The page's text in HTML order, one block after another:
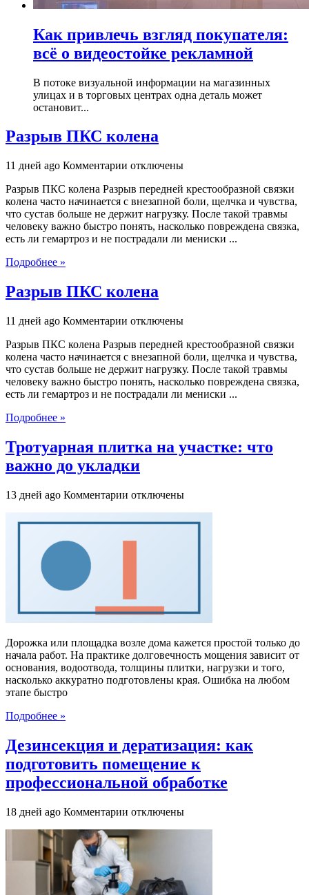
Как привлечь взгляд покупателя:
всё о видеостойке рекламной
В потоке визуальной информации на магазинных
улицах и в торговых центрах одна деталь может
остановит...
Разрыв ПКС колена
11 дней ago Комментарии к
Разрыв
ПКС
колена
отключены
Разрыв ПКС колена Разрыв передней крестообразной связки
колена часто начинается с внезапной боли, щелчка и чувства,
что сустав больше не держит нагрузку. После такой травмы
человеку важно быстро понять, насколько повреждена связка,
есть ли гемартроз и не пострадали ли мениски ...
Подробнее »
Разрыв ПКС колена
11 дней ago Комментарии к
Разрыв
ПКС
колена
отключены
Разрыв ПКС колена Разрыв передней крестообразной связки
колена часто начинается с внезапной боли, щелчка и чувства,
что сустав больше не держит нагрузку. После такой травмы
человеку важно быстро понять, насколько повреждена связка,
есть ли гемартроз и не пострадали ли мениски ...
Подробнее »
Тротуарная плитка на участке: что
важно до укладки
13 дней ago Комментарии к
Тротуарная
на
укладки
отключены
Дорожка или площадка возле дома кажется простой только до
начала работ. На практике долговечность мощения зависит от
основания, водоотвода, толщины плитки, нагрузки и того,
насколько аккуратно подготовлены края. Ошибка на любом
этапе быстро
Подробнее »
Дезинсекция и дератизация: как
подготовить помещение к
профессиональной обработке
18 дней ago Комментарии к
Дезинсекция
дератизация:
как
подготовить
отключены